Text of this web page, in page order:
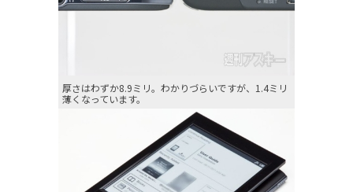
厚さはわずか8.9ミリ。わかりづらいですが、1.4ミリ
薄くなっています。